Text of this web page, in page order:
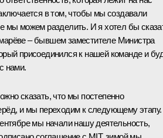
в том, чтобы мы создавали
мы можем разделить. И я хотел бы
– бывшем заместителе Министра
присоединился к нашей команде и
нами.
сказать, что мы постепенно
и мы переходим к следующему этапу.
мы начали нашу деятельность,